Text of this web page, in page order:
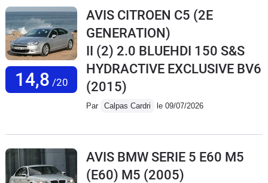
14,8 /20
AVIS CITROEN C5 (2E
GENERATION)
II (2) 2.0 BLUEHDI 150 S&S
HYDRACTIVE EXCLUSIVE BV6
(2015)
Par Calpas Cardri le 09/07/2026
AVIS BMW SERIE 5 E60 M5
(E60) M5 (2005)